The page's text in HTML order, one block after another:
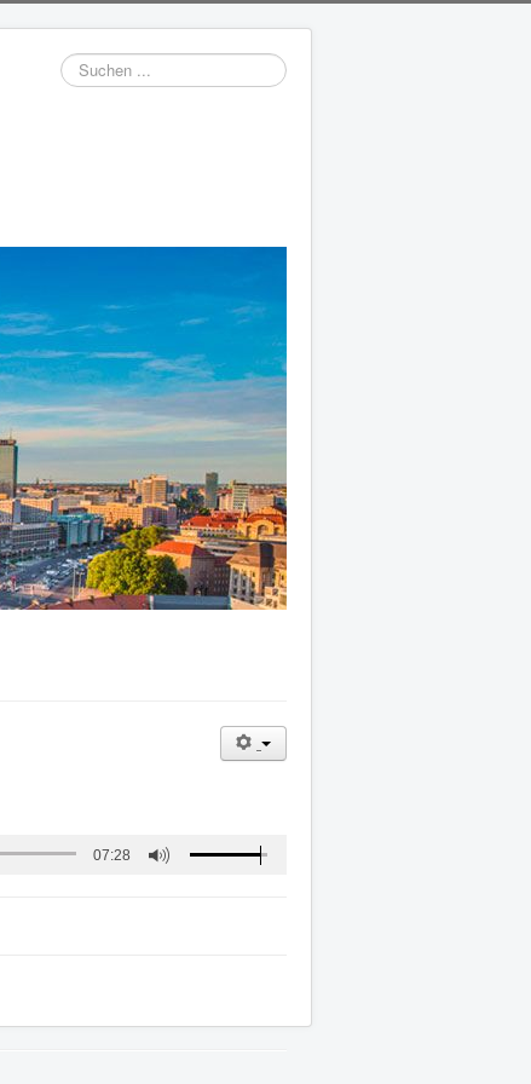
Suchen
...
07:28